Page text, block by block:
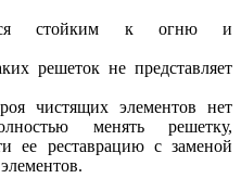
стойким к огню и
решеток не представляет
чистящих элементов нет
менять решетку,
ее реставрацию с заменой